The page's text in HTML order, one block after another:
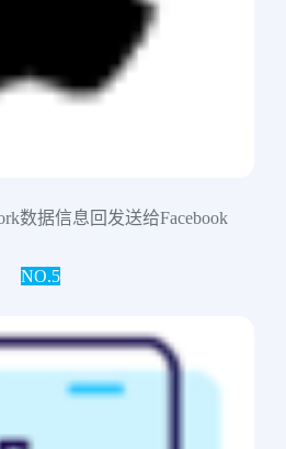
数据信息回发送给Facebook
NO.5